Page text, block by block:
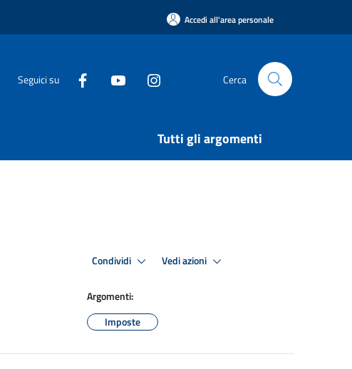
Accedi all'area personale
Seguici su Cerca
Tutti gli argomenti
Condividi Vedi azioni
Argomenti:
Imposte